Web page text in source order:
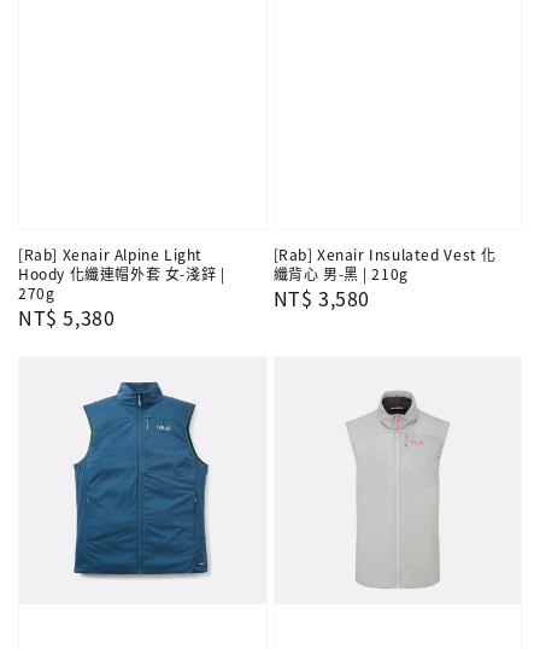
[Rab] Xenair Alpine Light
Hoody 化纖連帽外套 女-淺鋅 |
270g
Regular
NT$ 5,380
[Rab] Xenair Insulated Vest 化
纖背心 男-黑 | 210g
Regular
NT$ 3,580